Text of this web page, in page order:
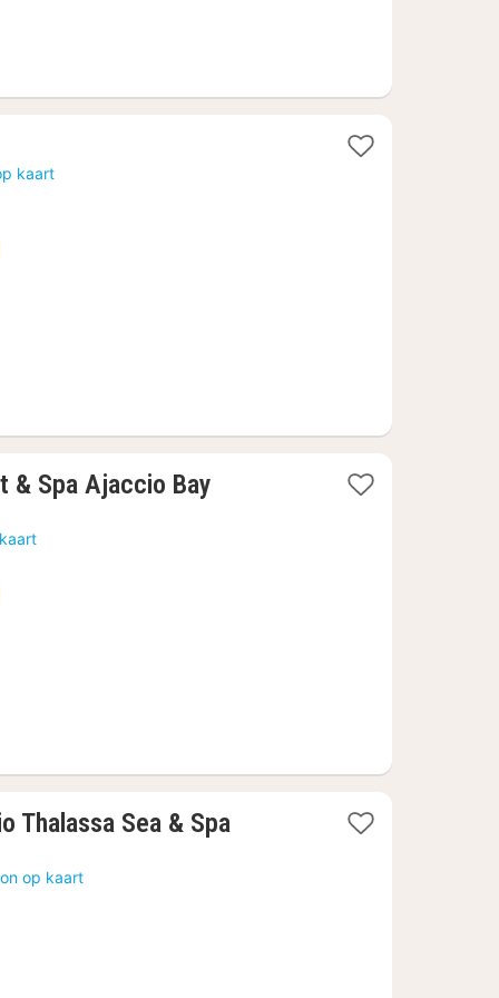
kaart
& Spa Ajaccio Bay
Thalassa Sea & Spa
op kaart